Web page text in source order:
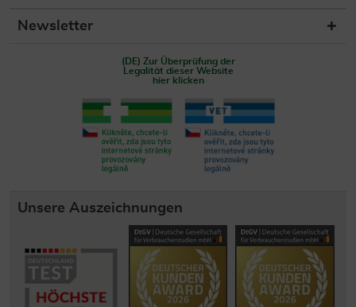
Newsletter
(DE) Zur Überprüfung der
Legalität dieser Website
hier klicken
Unsere Auszeichnungen